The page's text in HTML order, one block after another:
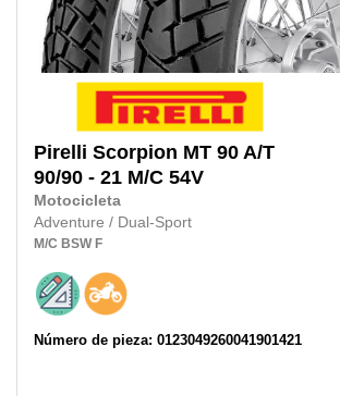
Pirelli Scorpion MT 90 A/T
90/90 - 21 M/C 54V
Motocicleta
Adventure / Dual-Sport
M/C BSW F
Número de pieza: 0123049260041901421